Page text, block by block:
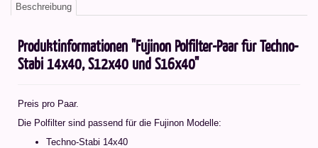
Beschreibung
Produktinformationen "Fujinon Polfilter-Paar für Techno-
Stabi 14x40, S12x40 und S16x40"
Preis pro Paar.
Die Polfilter sind passend für die Fujinon Modelle:
Techno-Stabi 14x40